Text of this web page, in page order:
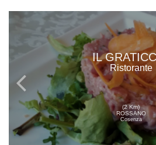
IL
Ristorante
(2 Km)
ROSSANO
Cosenza